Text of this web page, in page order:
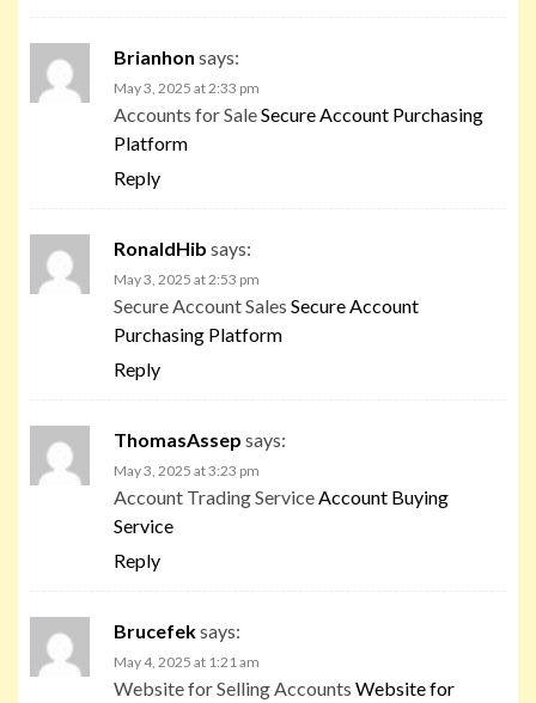
Brianhon says:
May 3, 2025 at 2:33 pm
Accounts for SaleSecure Account Purchasing
Platform
Reply
RonaldHib says:
May 3, 2025 at 2:53 pm
Secure Account Sales Secure Account
Purchasing Platform
Reply
ThomasAssep says:
May 3, 2025 at 3:23 pm
Account Trading Service Account Buying
Service
Reply
Brucefeksays:
May 4, 2025 at 1:21 am
Website for Selling Accounts Website for